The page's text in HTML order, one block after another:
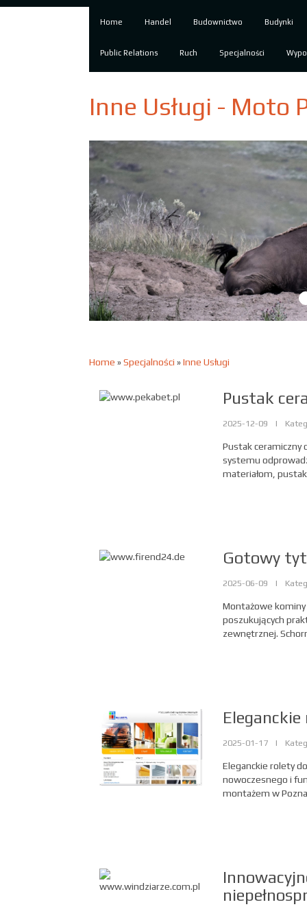
Home Handel Budownictwo Budynki
Public Relations Ruch Specjalności
Inne Usługi - Moto
Home »Specjalności »Inne Usługi
Pustak
2025-12-09 |
Pustak ceramiczny
systemu
materiałom,
Gotowy
2025-06-09 |
Montażowe
poszukujących
zewnętrznej.
2025-01-17 |
Eleganckie rolety
nowoczesnego i
montażem w